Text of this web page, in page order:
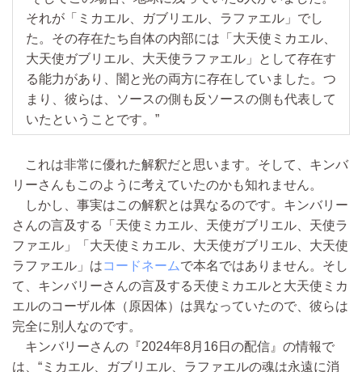
それが「ミカエル、ガブリエル、ラファエル」でし
た。その存在たち自体の内部には「大天使ミカエル、
大天使ガブリエル、大天使ラファエル」として存在す
る能力があり、闇と光の両方に存在していました。つ
まり、彼らは、ソースの側も反ソースの側も代表して
いたということです。”
これは非常に優れた解釈だと思います。そして、キンバ
リーさんもこのように考えていたのかも知れません。
しかし、事実はこの解釈とは異なるのです。キンバリー
さんの言及する「天使ミカエル、天使ガブリエル、天使ラ
ファエル」「大天使ミカエル、大天使ガブリエル、大天使
ラファエル」はコードネームで本名ではありません。そし
て、キンバリーさんの言及する天使ミカエルと大天使ミカ
エルのコーザル体（原因体）は異なっていたので、彼らは
完全に別人なのです。
キンバリーさんの『2024年8月16日の配信』の情報で
は、“ミカエル、ガブリエル、ラファエルの魂は永遠に消